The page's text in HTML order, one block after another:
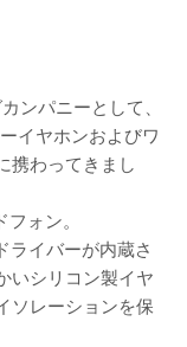
ンパニーとして、
イヤホンおよびワ
携わってきまし
ォン。
ライバーが内蔵さ
いシリコン製イヤ
ソレーションを保